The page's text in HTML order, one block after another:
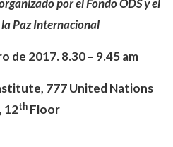
por el Fondo ODS y el
Paz Internacional
de 2017. 8.30 – 9.45 am
777 United Nations
12th Floor